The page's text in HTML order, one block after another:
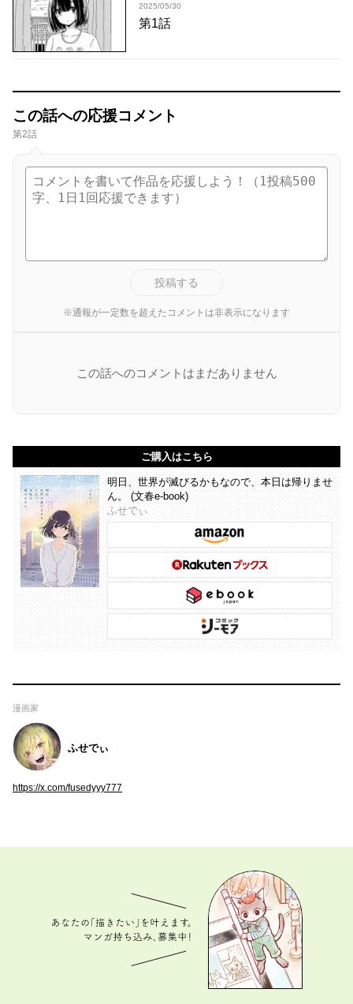
2025/05/30
第1話
この話への応援コメント
第2話
投稿する
※通報が一定数を超えたコメントは非表示になります
この話へのコメントはまだありません
ご購入はこちら
明日、世界が滅びるかもなので、本日は帰りませ
ん。 (文春e-book)
ふせでぃ
漫画家
ふせでぃ
https://x.com/fusedyyy777
あなたの「描きたい」を叶えます。 マンガ持ち込
み、募集中！